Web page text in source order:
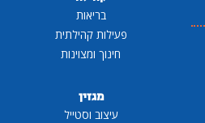
בריאות
פעילות קהילתית
חינוך ומצוינות
מגזין
עיצוב וסטייל